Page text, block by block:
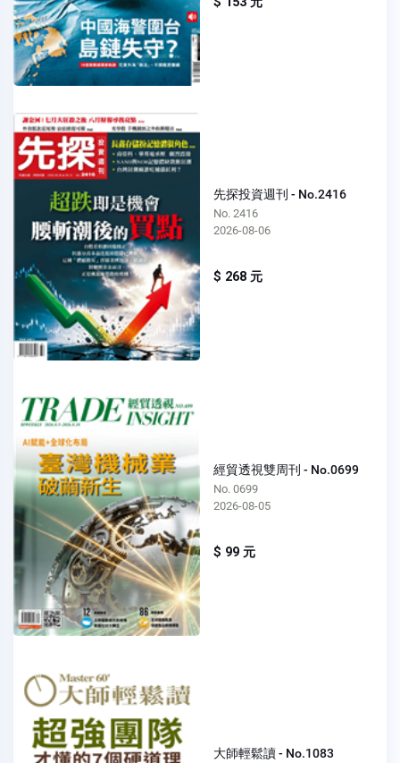
先探投資週刊 - No.2416
No. 2416
2026-08-06
$ 268 元
經貿透視雙周刊 - No.0699
No. 0699
2026-08-05
$ 99 元
大師輕鬆讀 - No.1083